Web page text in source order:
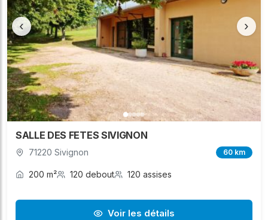
‹ ›
SALLE DES FETES SIVIGNON
71220 Sivignon 60 km
200 m² 120 debout 120 assises
Voir les détails